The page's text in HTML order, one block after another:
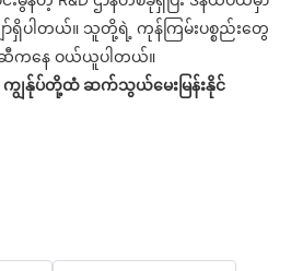
ရှိပါတယ်။ သူတို့ရဲ့ ကုန်ကြမ်းပစ္စည်းတွေ
ဆီကနေ ဝယ်ယူပါတယ်။
ါက ကျွန်ုပ်တို့ထံ ဆက်သွယ်မေးမြန်းနိုင်